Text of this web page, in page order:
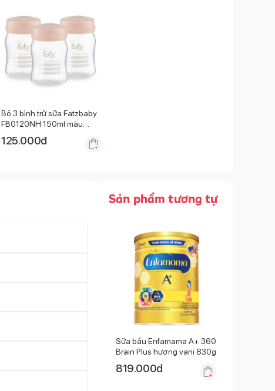
Bộ 3 bình trữ sữa Fatzbaby
FB0120NH 150ml màu
125.000đ
Sản phẩm tương tự
Sữa bầu Enfamama A+ 360
Brain Plus hương vani 830g
819.000đ